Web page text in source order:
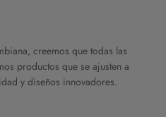
creemos que todas las
productos que se ajusten a
y diseños innovadores.